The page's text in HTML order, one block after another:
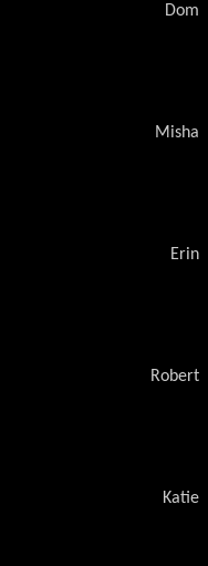
Dom
Misha
Erin
Robert
Katie